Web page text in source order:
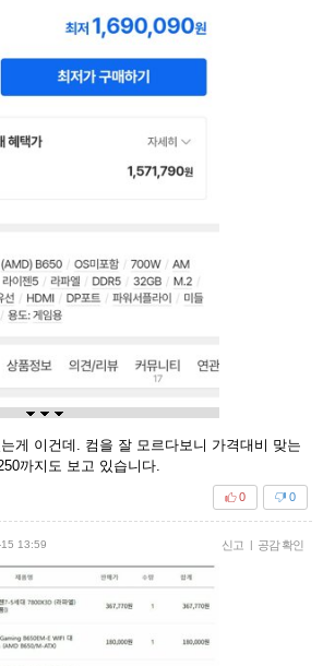
게 이건데. 컴을 잘 모르다보니 가격대비 맞는
까지도 보고 있습니다.
0
0
13:59 신고 | 공감 확인